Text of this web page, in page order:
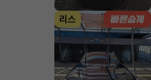
리스